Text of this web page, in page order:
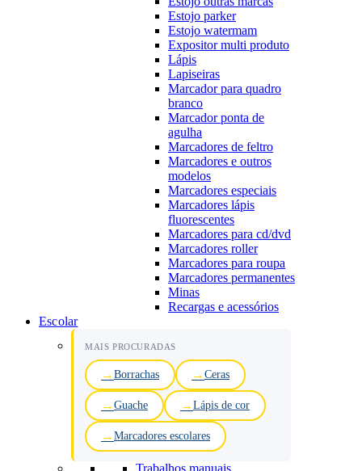
Estojo parker
Estojo watermam
Expositor multi produto
Lápis
Lapiseiras
Marcador para quadro
branco
Marcador ponta de
agulha
Marcadores de feltro
Marcadores e outros
modelos
Marcadores especiais
Marcadores lápis
fluorescentes
Marcadores para cd/dvd
Marcadores roller
Marcadores para roupa
Marcadores permanentes
Minas
Recargas e acessórios
Escolar
MAIS PROCURADAS
Borrachas Ceras
Guache Lápis de cor
Marcadores escolares
Trabalhos manuais